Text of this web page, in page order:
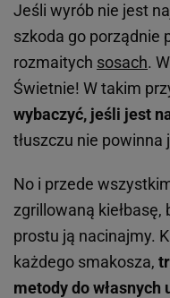
Jeśli wyrób nie jest
szkoda go porządnie
rozmaitych sosach.
Świetnie! W takim
wybaczyć, jeśli jest
tłuszczu nie
No i przede
zgrillowaną kiełbasę,
prostu ją nacinajmy.
każdego smakosza,
metody do własnych